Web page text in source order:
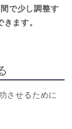
で少し調整す
ます。
させるために